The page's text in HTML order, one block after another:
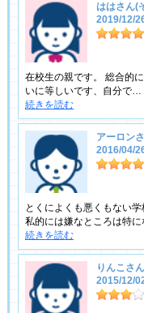
ははさん(
2019/12/
在校生の親です。 総合的
いに等しいです、自分で…
続きを読む
アーロン
2016/04/
とくによくも悪くもない学
私的には嫌なところは特
続きを読む
りんこさ
2015/12/